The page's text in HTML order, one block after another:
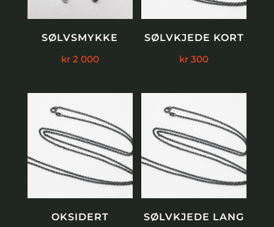
SØLVSMYKKE
kr2 000
SØLVKJEDE KORT
kr 300
OKSIDERT
SØLVKJEDE LANG